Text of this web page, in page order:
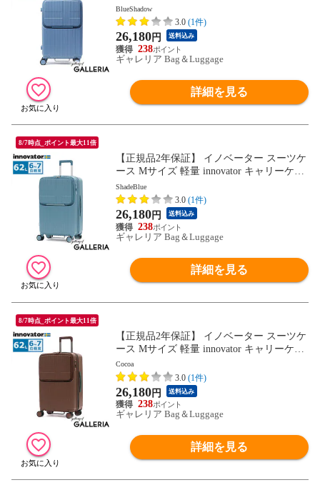
ス suitcase ストッパー フロントポケット キ
ャリーバッグ PC 静音 TSAロック 旅行 6泊
7泊 Extreme Journey 62L Middle INV60
BlueShadow
3.0 (1件)
26,180円 送料込み
238
ギャレリア Bag＆Luggage
詳細を見る
8/7時点_ポイント最大11倍
【正規品2年保証】 イノベーター スーツケ
ース Mサイズ 軽量 innovator キャリーケー
ス suitcase ストッパー フロントポケット キ
ャリーバッグ PC 静音 TSAロック 旅行 6泊
7泊 Extreme Journey 62L Middle INV60
ShadeBlue
3.0 (1件)
26,180円 送料込み
238
ギャレリア Bag＆Luggage
詳細を見る
8/7時点_ポイント最大11倍
【正規品2年保証】 イノベーター スーツケ
ース Mサイズ 軽量 innovator キャリーケー
ス suitcase ストッパー フロントポケット キ
ャリーバッグ PC 静音 TSAロック 旅行 6泊
7泊 Extreme Journey 62L Middle INV60
Cocoa
3.0 (1件)
26,180円 送料込み
238
ギャレリア Bag＆Luggage
詳細を見る